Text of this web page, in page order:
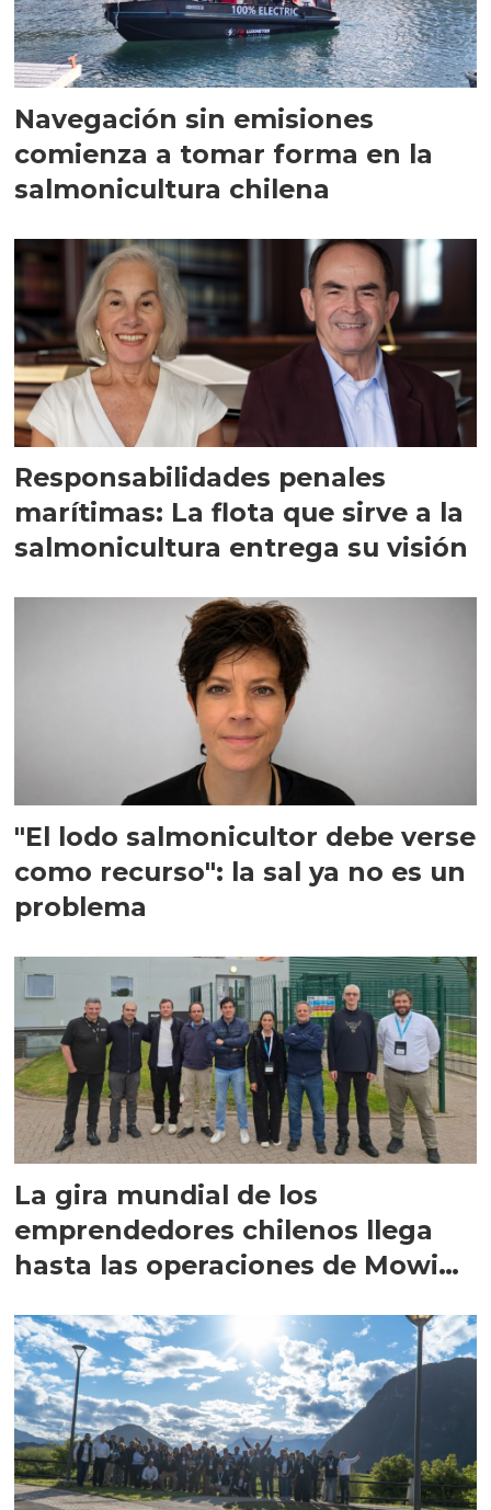
Navegación sin emisiones
comienza a tomar forma en la
salmonicultura chilena
Responsabilidades penales
marítimas: La flota que sirve a la
salmonicultura entrega su visión
"El lodo salmonicultor debe verse
como recurso": la sal ya no es un
problema
La gira mundial de los
emprendedores chilenos llega
hasta las operaciones de Mowi